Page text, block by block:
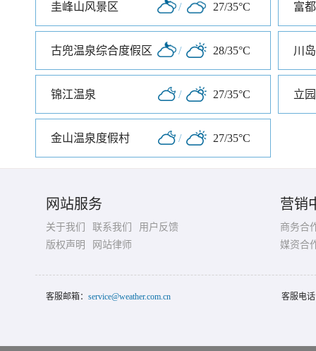
圭峰山风景区 / 27/35°C 富
古兜温泉综合度假区 / 28/35°C 川
锦江温泉 / 27/35°C 立园
金山温泉度假村 / 27/35°C
网站服务
关于我们 联系我们
用户反馈
版权声明
网站律师
营销
商务合
媒资合
客服邮箱： service@weather.com.cn 客服电